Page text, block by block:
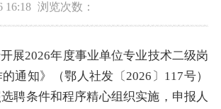
16:18 浏览次数：
展2026年度事业单位专业技术二级岗
通知》（鄂人社发〔2026〕117号）
聘条件和程序精心组织实施，申报人